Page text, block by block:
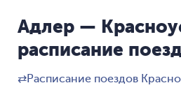
Адлер —
расписание
⇄Расписание поездов